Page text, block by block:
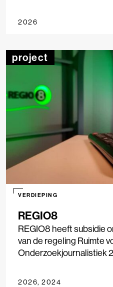
2026
project
REGIO8
VERDIEPING
REGIO8 heeft subsidie
van de regeling Ruimte
Onderzoekjournalistiek
2026, 2024